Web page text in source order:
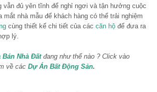
vẫn đủ yên tĩnh để nghỉ ngơi và tận hưởng cuộc
mắt nhà mẫu để khách hàng có thể trải nghiệm
cùng thiết kế chi tiết của các căn hộ để đưa ra
lý.
Bán Nhà Đấtđang như thế nào ? Click vào
về các Dự Án Bất Động Sản.